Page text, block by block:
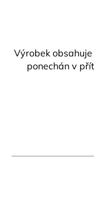
Výrobek
ponechán v